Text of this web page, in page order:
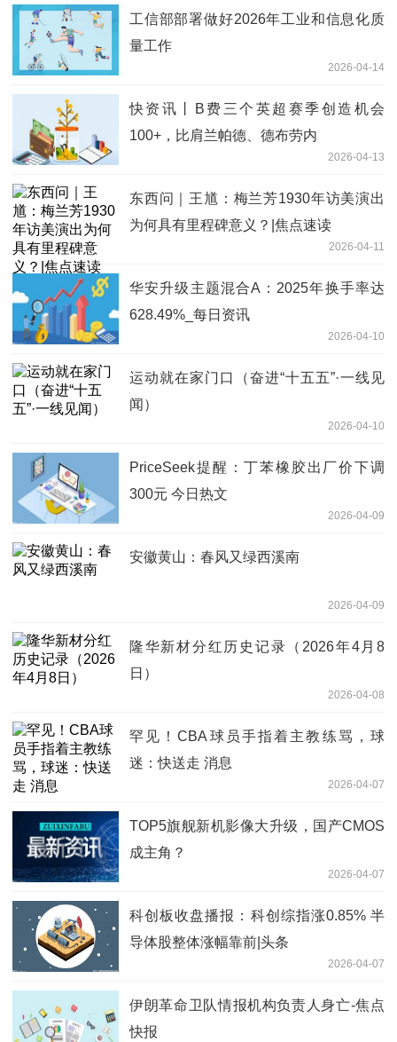
工信部部署做好2026年工业和信息化质
量工作
2026-04-14
快资讯丨B费三个英超赛季创造机会
100+，比肩兰帕德、德布劳内
2026-04-13
东西问｜王馗：梅兰芳1930年访美演出
为何具有里程碑意义？|焦点速读
2026-04-11
华安升级主题混合A：2025年换手率达
628.49%_每日资讯
2026-04-10
运动就在家门口（奋进“十五五”·一线见
闻）
2026-04-10
PriceSeek提醒：丁苯橡胶出厂价下调
300元 今日热文
2026-04-09
安徽黄山：春风又绿西溪南
2026-04-09
隆华新材分红历史记录（2026年4月8
日）
2026-04-08
罕见！CBA球员手指着主教练骂，球
迷：快送走 消息
2026-04-07
TOP5旗舰新机影像大升级，国产CMOS
成主角？
2026-04-07
科创板收盘播报：科创综指涨0.85% 半
导体股整体涨幅靠前|头条
2026-04-07
伊朗革命卫队情报机构负责人身亡-焦点
快报